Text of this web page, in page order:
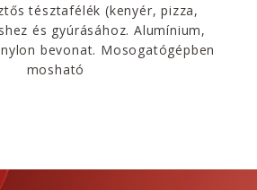
tésztafélék (kenyér, pizza,
és gyúrásához. Alumínium,
bevonat. Mosogatógépben
mosható